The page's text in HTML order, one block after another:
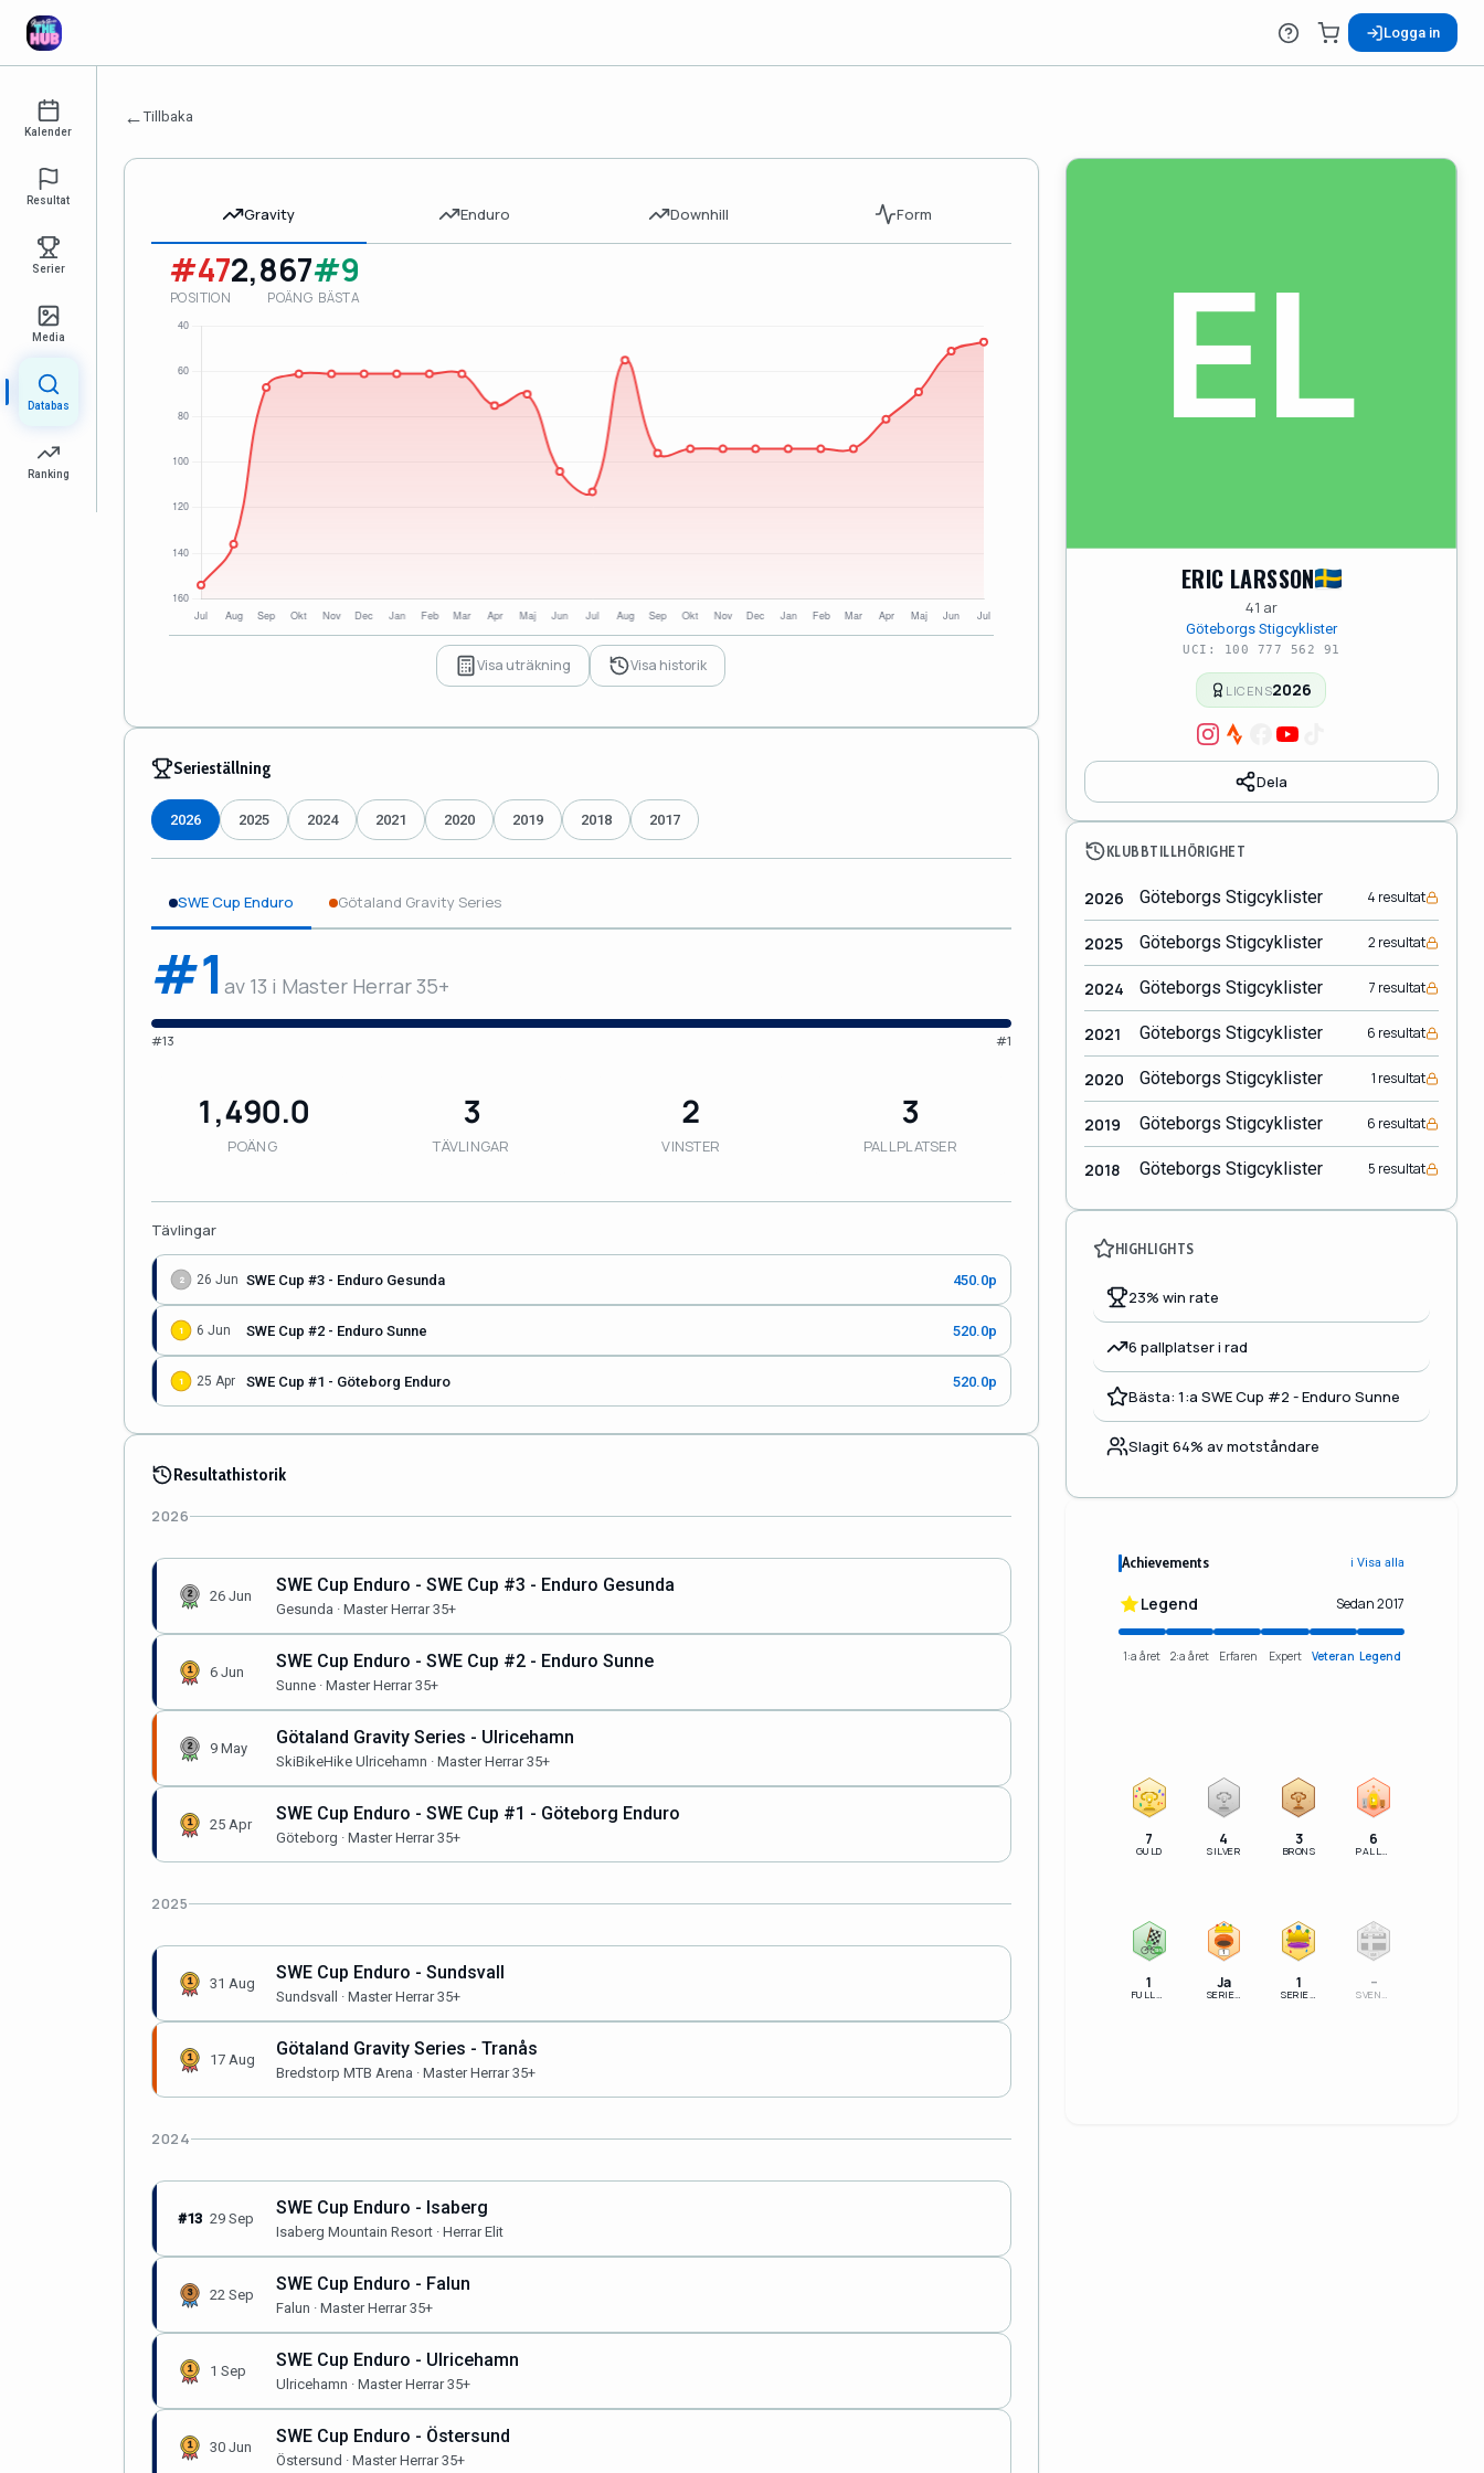
Logga in
Kalender
Resultat
Serier
Media
Databas
Ranking
←Tillbaka
Gravity Enduro Downhill Form
#47
POSITION
2,867
POÄNG
#9
BÄSTA
Visa uträkning Visa historik
Serieställning
2026 2025 2024 2021 2020 2019 2018 2017
SWE Cup Enduro Götaland Gravity Series
#1 av 13 i Master Herrar 35+
#13 #1
1,490.0
POÄNG
3
TÄVLINGAR
2
VINSTER
3
PALLPLATSER
Tävlingar
2 26 Jun SWE Cup #3 - Enduro Gesunda 450.0p
1 6 Jun SWE Cup #2 - Enduro Sunne 520.0p
1 25 Apr SWE Cup #1 - Göteborg Enduro 520.0p
Resultathistorik
2026
26 Jun
SWE Cup Enduro - SWE Cup #3 - Enduro Gesunda
Gesunda · Master Herrar 35+
6 Jun
SWE Cup Enduro - SWE Cup #2 - Enduro Sunne
Sunne · Master Herrar 35+
9 May
Götaland Gravity Series - Ulricehamn
SkiBikeHike Ulricehamn · Master Herrar 35+
25 Apr
SWE Cup Enduro - SWE Cup #1 - Göteborg Enduro
Göteborg · Master Herrar 35+
2025
31 Aug
SWE Cup Enduro - Sundsvall
Sundsvall · Master Herrar 35+
17 Aug
Götaland Gravity Series - Tranås
Bredstorp MTB Arena · Master Herrar 35+
2024
#13 29 Sep
SWE Cup Enduro - Isaberg
Isaberg Mountain Resort · Herrar Elit
22 Sep
SWE Cup Enduro - Falun
Falun · Master Herrar 35+
1 Sep
SWE Cup Enduro - Ulricehamn
Ulricehamn · Master Herrar 35+
30 Jun
SWE Cup Enduro - Östersund
Östersund · Master Herrar 35+
ERIC LARSSON
41 ar
Göteborgs Stigcyklister
UCI: 100 777 562 91
LICENS2026
Dela
KLUBBTILLHÖRIGHET
2026 Göteborgs Stigcyklister 4 resultat
2025 Göteborgs Stigcyklister 2 resultat
2024 Göteborgs Stigcyklister 7 resultat
2021 Göteborgs Stigcyklister 6 resultat
2020 Göteborgs Stigcyklister 1 resultat
2019 Göteborgs Stigcyklister 6 resultat
2018 Göteborgs Stigcyklister 5 resultat
HIGHLIGHTS
23% win rate
6 pallplatser i rad
Bästa: 1:a SWE Cup #2 - Enduro Sunne
Slagit 64% av motståndare
Achievements ℹ️ Visa alla
Legend Sedan 2017
1:a året 2:a året Erfaren Expert Veteran Legend
7
GULD
2
4
SILVER
3
3
BRONS
6
PALLSERIE
100%
1
FULLFÖLJT
1
Ja
SERIELEDARE
1
SERIESEGRARE
SM
–
SVENSK MÄSTARE